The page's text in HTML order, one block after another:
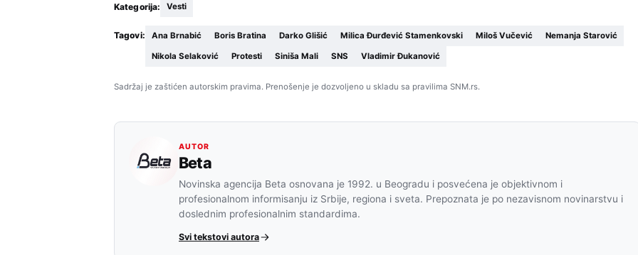
Kategorija: Vesti
Tagovi: Ana Brnabić Boris Bratina Darko Glišić Milica Đurđević Stamenkovski Miloš Vučević Nemanja Starović
Nikola Selaković Protesti Siniša Mali SNS Vladimir Đukanović
Sadržaj je zaštićen autorskim pravima. Prenošenje je dozvoljeno u skladu sa pravilima SNM.rs.
AUTOR
Beta
Novinska agencija Beta osnovana je 1992. u Beogradu i posvećena je objektivnom i
profesionalnom informisanju iz Srbije, regiona i sveta. Prepoznata je po nezavisnom novinarstvu i
doslednim profesionalnim standardima.
Svi tekstovi autora